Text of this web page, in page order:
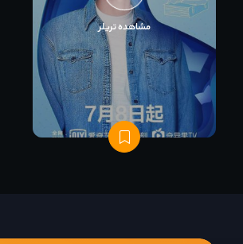
مشاهده تریلر